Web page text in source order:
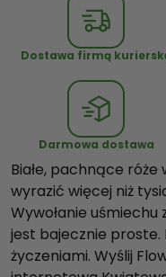
e
w
c
z
a
Dostawa firmą
Darmowa dostawa
Białe, pachnące
wyrazić więcej niż
Wywołanie uśmiechu
jest bajecznie proste.
życzeniami. Wyślij